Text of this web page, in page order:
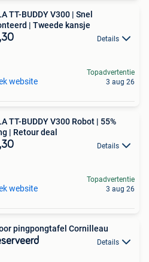
TT-BUDDY V300 | Snel
| Tweede kansje
Details
website
Topadvertentie
3 aug 26
TT-BUDDY V300 Robot | 55%
| Retour deal
Details
website
Topadvertentie
3 aug 26
pingpongtafel Cornilleau
Details